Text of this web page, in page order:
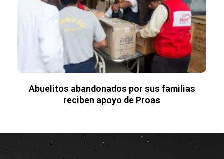
Abuelitos abandonados por sus familias
reciben apoyo de Proas